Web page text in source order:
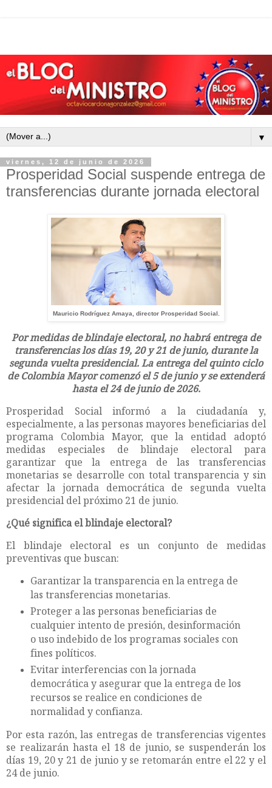
▼
viernes, 12 de junio de 2026
Prosperidad Social suspende entrega de
transferencias durante jornada electoral
Mauricio Rodríguez Amaya, director Prosperidad Social.
Por medidas de blindaje electoral, no habrá entrega de
transferencias los días 19, 20 y 21 de junio, durante la
segunda vuelta presidencial. La entrega del quinto ciclo
de Colombia Mayor comenzó el 5 de junio y se extenderá
hasta el 24 de junio de 2026.
Prosperidad Social informó a la ciudadanía y,
especialmente, a las personas mayores beneficiarias del
programa Colombia Mayor, que la entidad adoptó
medidas especiales de blindaje electoral para
garantizar que la entrega de las transferencias
monetarias se desarrolle con total transparencia y sin
afectar la jornada democrática de segunda vuelta
presidencial del próximo 21 de junio.
¿Qué significa el blindaje electoral?
El blindaje electoral es un conjunto de medidas
preventivas que buscan:
Garantizar la transparencia en la entrega de
las transferencias monetarias.
Proteger a las personas beneficiarias de
cualquier intento de presión, desinformación
o uso indebido de los programas sociales con
fines políticos.
Evitar interferencias con la jornada
democrática y asegurar que la entrega de los
recursos se realice en condiciones de
normalidad y confianza.
Por esta razón, las entregas de transferencias vigentes
se realizarán hasta el 18 de junio, se suspenderán los
días 19, 20 y 21 de junio y se retomarán entre el 22 y el
24 de junio.